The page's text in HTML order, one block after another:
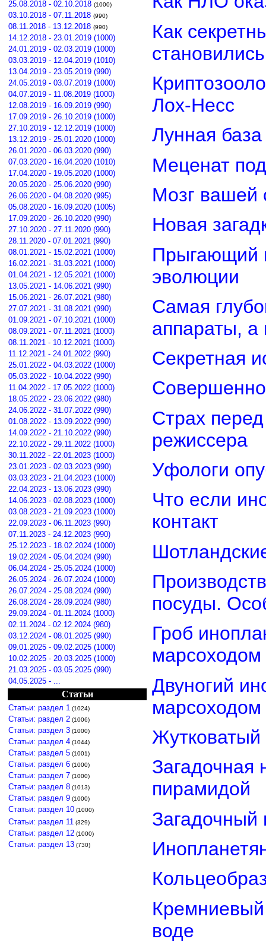
25.08.2018 - 02.10.2018 (1000)
03.10.2018 - 07.11.2018 (990)
08.11.2018 - 13.12.2018 (990)
14.12.2018 - 23.01.2019 (1000)
24.01.2019 - 02.03.2019 (1000)
03.03.2019 - 12.04.2019 (1010)
13.04.2019 - 23.05.2019 (990)
24.05.2019 - 03.07.2019 (1000)
04.07.2019 - 11.08.2019 (1000)
12.08.2019 - 16.09.2019 (990)
17.09.2019 - 26.10.2019 (1000)
27.10.2019 - 12.12.2019 (1000)
13.12.2019 - 25.01.2020 (1000)
26.01.2020 - 06.03.2020 (990)
07.03.2020 - 16.04.2020 (1010)
17.04.2020 - 19.05.2020 (1000)
20.05.2020 - 25.06.2020 (990)
26.06.2020 - 04.08.2020 (995)
05.08.2020 - 16.09.2020 (1005)
17.09.2020 - 26.10.2020 (990)
27.10.2020 - 27.11.2020 (990)
28.11.2020 - 07.01.2021 (990)
08.01.2021 - 15.02.2021 (1000)
16.02.2021 - 31.03.2021 (1000)
01.04.2021 - 12.05.2021 (1000)
13.05.2021 - 14.06.2021 (990)
15.06.2021 - 26.07.2021 (980)
27.07.2021 - 31.08.2021 (990)
01.09.2021 - 07.10.2021 (1000)
08.09.2021 - 07.11.2021 (1000)
08.11.2021 - 10.12.2021 (1000)
11.12.2021 - 24.01.2022 (990)
25.01.2022 - 04.03.2022 (1000)
05.03.2022 - 10.04.2022 (990)
11.04.2022 - 17.05.2022 (1000)
18.05.2022 - 23.06.2022 (980)
24.06.2022 - 31.07.2022 (990)
01.08.2022 - 13.09.2022 (990)
14.09.2022 - 21.10.2022 (990)
22.10.2022 - 29.11.2022 (1000)
30.11.2022 - 22.01.2023 (1000)
23.01.2023 - 02.03.2023 (990)
03.03.2023 - 21.04.2023 (1000)
22.04.2023 - 13.06.2023 (990)
14.06.2023 - 02.08.2023 (1000)
03.08.2023 - 21.09.2023 (1000)
22.09.2023 - 06.11.2023 (990)
07.11.2023 - 24.12.2023 (990)
25.12.2023 - 18.02.2024 (1000)
19.02.2024 - 05.04.2024 (990)
06.04.2024 - 25.05.2024 (1000)
26.05.2024 - 26.07.2024 (1000)
26.07.2024 - 25.08.2024 (990)
26.08.2024 - 28.09.2024 (980)
29.09.2024 - 01.11.2024 (1000)
02.11.2024 - 02.12.2024 (980)
03.12.2024 - 08.01.2025 (990)
09.01.2025 - 09.02.2025 (1000)
10.02.2025 - 20.03.2025 (1000)
21.03.2025 - 03.05.2025 (990)
04.05.2025 - ...
Статьи
Статьи: раздел 1 (1024)
Статьи: раздел 2 (1006)
Статьи: раздел 3 (1000)
Статьи: раздел 4 (1044)
Статьи: раздел 5 (1001)
Статьи: раздел 6 (1000)
Статьи: раздел 7 (1000)
Статьи: раздел 8 (1013)
Статьи: раздел 9 (1000)
Статьи: раздел 10 (1000)
Статьи: раздел 11 (329)
Статьи: раздел 12 (1000)
Статьи: раздел 13 (730)
Как
Лох-Несс
Лунная
Меценат
Мозг вашей
Новая
Прыгающий
эволюции
Самая
аппараты, а
Секретная
Страх
режиссера
Уфологи
Что если
контакт
посуды.
Гроб
марсоходом
Двуногий
марсоходом
Загадочная
пирамидой
воде